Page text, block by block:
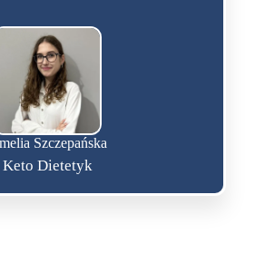
Szczepańska
Keto Dietetyk